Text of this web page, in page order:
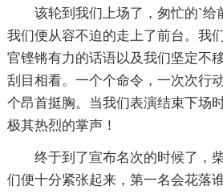
该轮到我们上场了，匆忙的`给
我们便从容不迫的走上了前台。我
官铿锵有力的话语以及我们坚定不
刮目相看。一个个命令，一次次行
个昂首挺胸。当我们表演结束下场
极其热烈的掌声！
终于到了宣布名次的时候了，
们便十分紧张起来，第一名会花落